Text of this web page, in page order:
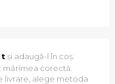
și adaugă-l în coș.
mărimea corectă.
livrare, alege metoda